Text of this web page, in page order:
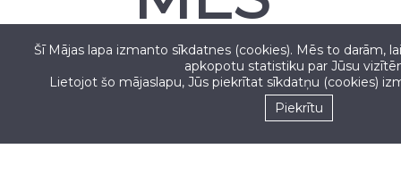
PIEŅEMAM
Šī Mājas lapa izmanto sīkdatnes (cookies). Mēs to darām,
apkopotu statistiku par Jūsu
Lietojot šo mājaslapu, Jūs piekrītat sīkdatņu (cookies)
Piekrītu